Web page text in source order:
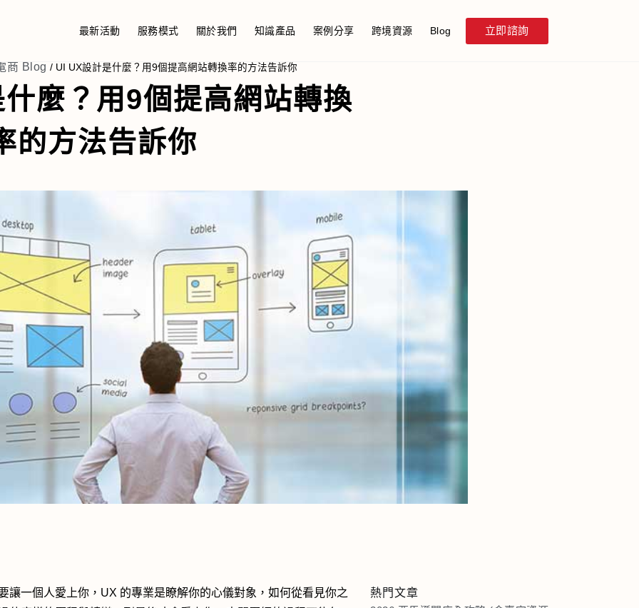
最新活動 服務模式 關於我們 知識產品 案例分享 跨境資源 Blog 立即諮詢
商 Blog / UI UX設計是什麼？用9個提高網站轉換率的方法告訴你
麼？用9個提高網站轉換
的方法告訴你
讓一個人愛上你，UX 的專業是瞭解你的心儀對象，如何從看見你之
熱門文章